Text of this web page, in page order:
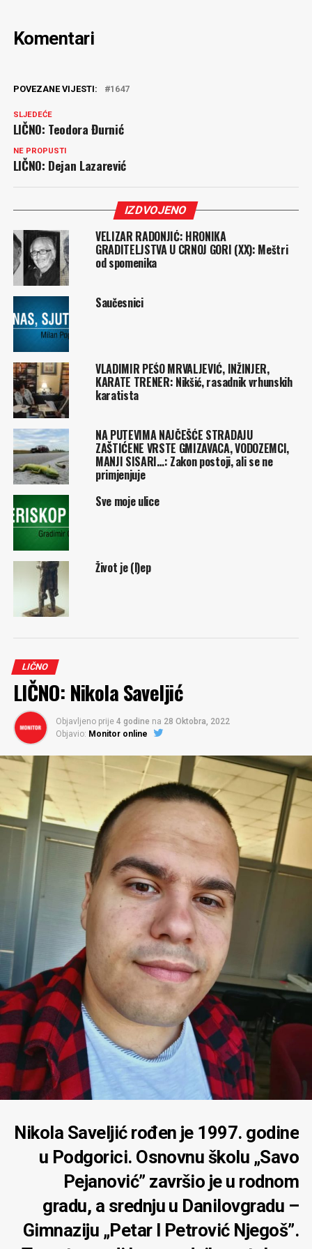
Komentari
POVEZANE VIJESTI: 1647
SLJEDEĆE
LIČNO: Teodora Đurnić
NE PROPUSTI
LIČNO: Dejan Lazarević
IZDVOJENO
VELIZAR RADONJIĆ: HRONIKA
GRADITELJSTVA U CRNOJ GORI (XX): Meštri
od spomenika
Saučesnici
VLADIMIR PEŚO MRVALJEVIĆ, INŽINJER,
KARATE TRENER: Nikšić, rasadnik vrhunskih
karatista
NA PUTEVIMA NAJČEŠĆE STRADAJU
ZAŠTIĆENE VRSTE GMIZAVACA, VODOZEMCI,
MANJI SISARI…: Zakon postoji, ali se ne
primjenjuje
Sve moje ulice
Život je (l)ep
LIČNO
LIČNO: Nikola Saveljić
Objavljeno prije 4 godine na 28 Oktobra, 2022
Objavio: Monitor online
Nikola Saveljić rođen je 1997. godine
u Podgorici. Osnovnu školu „Savo
Pejanović” završio je u rodnom
gradu, a srednju u Danilovgradu –
Gimnaziju „Petar I Petrović Njegoš”.